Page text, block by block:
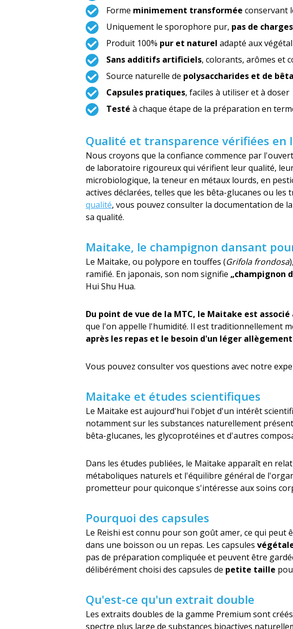
Forme minimement transformée conservant
Uniquement le sporophore pur, pas de
Produit 100% pur et naturel adapté aux
Sans additifs artificiels, colorants, arômes et
Source naturelle de polysaccharides et de
Capsules pratiques, faciles à utiliser et à doser
Testé à chaque étape de la préparation en
Qualité et transparence vérifiées en
Nous croyons que la confiance commence par
de laboratoire rigoureux qui vérifient leur qualité,
microbiologique, la teneur en métaux lourds, en
actives déclarées, telles que les bêta-glucanes ou
qualité, vous pouvez consulter la documentation de
sa qualité.
Maitake, le champignon dansant
Le Maitake, ou polypore en touffes (Grifola frondosa
ramifié. En japonais, son nom signifie „champignon
Hui Shu Hua.
Du point de vue de la MTC, le Maitake est
que l'on appelle l'humidité. Il est traditionnellement
après les repas et le besoin d'un léger
Vous pouvez consulter vos questions avec notre
Maitake et études scientifiques
Le Maitake est aujourd'hui l'objet d'un intérêt
notamment sur les substances naturellement
bêta-glucanes, les glycoprotéines et d'autres
Dans les études publiées, le Maitake apparaît en
métaboliques naturels et l'équilibre général de
prometteur pour quiconque s'intéresse aux soins
Pourquoi des capsules
Le Reishi est connu pour son goût amer, ce qui
dans une boisson ou un repas. Les capsules
pas de préparation compliquée et peuvent être
délibérément choisi des capsules de petite taille
Qu'est-ce qu'un extrait double
Les extraits doubles de la gamme Premium sont
spectre plus large de substances bioactives